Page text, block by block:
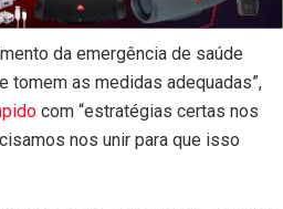
da emergência de saúde
tomem as medidas adequadas”,
com “estratégias certas nos
nos unir para que isso